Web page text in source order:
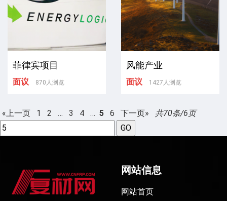
菲律宾项目
面议 870人浏览
风能产业
面议 1427人浏览
«上一页 1 2 … 3 4 … 5 6 下一页» 共70条/6页
网站信息
网站首页